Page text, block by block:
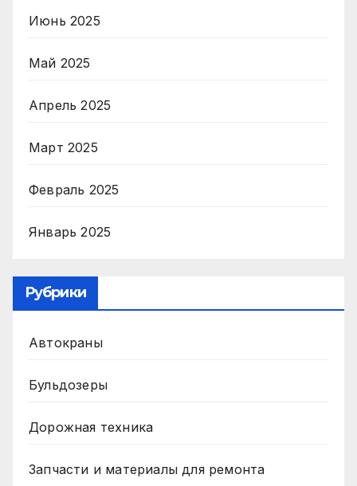
Июнь 2025
Май 2025
Апрель 2025
Март 2025
Февраль 2025
Январь 2025
Рубрики
Автокраны
Бульдозеры
Дорожная техника
Запчасти и материалы для ремонта